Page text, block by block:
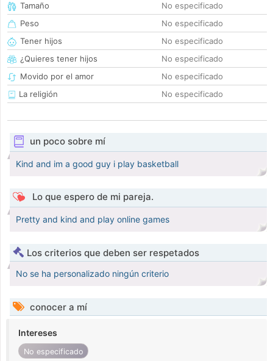
Tamaño
No especificado
Peso
No especificado
Tener hijos
No especificado
¿Quieres tener hijos
No especificado
Movido por el amor
No especificado
La religión
No especificado
un poco sobre mí
Kind and im a good guy i play basketball
Lo que espero de mi pareja.
Pretty and kind and play online games
Los criterios que deben ser respetados
No se ha personalizado ningún criterio
conocer a mí
Intereses
No especificado